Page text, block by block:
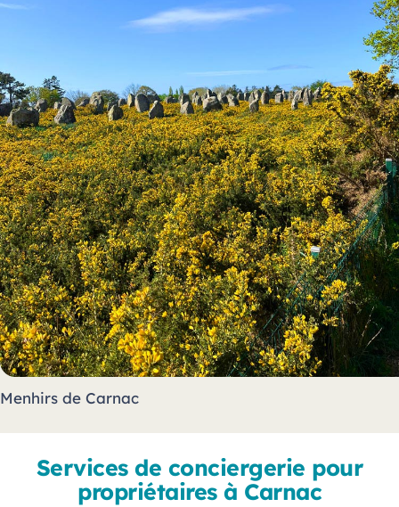
Menhirs de Carnac
Services de conciergerie pour
propriétaires à Carnac